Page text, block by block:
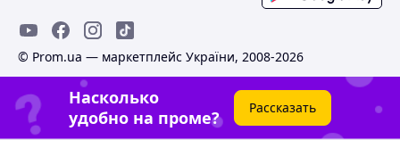
© Prom.ua — маркетплейс України, 2008-2026
Насколько
удобно на проме?
Рассказать